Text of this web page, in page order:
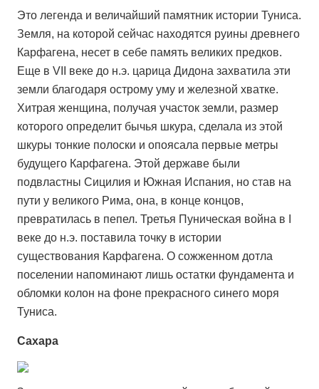
Это легенда и величайший памятник истории Туниса.
Земля, на которой сейчас находятся руины древнего
Карфагена, несет в себе память великих предков.
Еще в VII веке до н.э. царица Дидона захватила эти
земли благодаря острому уму и железной хватке.
Хитрая женщина, получая участок земли, размер
которого определит бычья шкура, сделала из этой
шкуры тонкие полоски и опоясала первые метры
будущего Карфагена. Этой державе были
подвластны Сицилия и Южная Испания, но став на
пути у великого Рима, она, в конце концов,
превратилась в пепел. Третья Пуническая война в I
веке до н.э. поставила точку в истории
существования Карфагена. О сожженном дотла
поселении напоминают лишь остатки фундамента и
обломки колон на фоне прекрасного синего моря
Туниса.
Сахара